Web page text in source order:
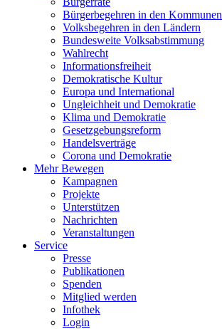
Bürgerbegehren in den Kommunen
Volksbegehren in den Ländern
Bundesweite Volksabstimmung
Wahlrecht
Informationsfreiheit
Demokratische Kultur
Europa und International
Ungleichheit und Demokratie
Klima und Demokratie
Gesetzgebungsreform
Handelsverträge
Corona und Demokratie
Mehr Bewegen
Kampagnen
Projekte
Unterstützen
Nachrichten
Veranstaltungen
Service
Presse
Publikationen
Spenden
Mitglied werden
Infothek
Login